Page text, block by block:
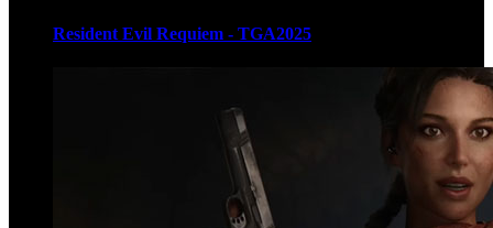
Resident Evil Requiem - TGA2025